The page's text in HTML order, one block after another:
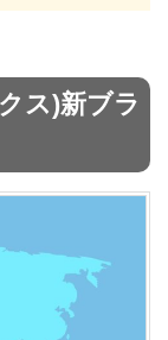
ス)新ブラ